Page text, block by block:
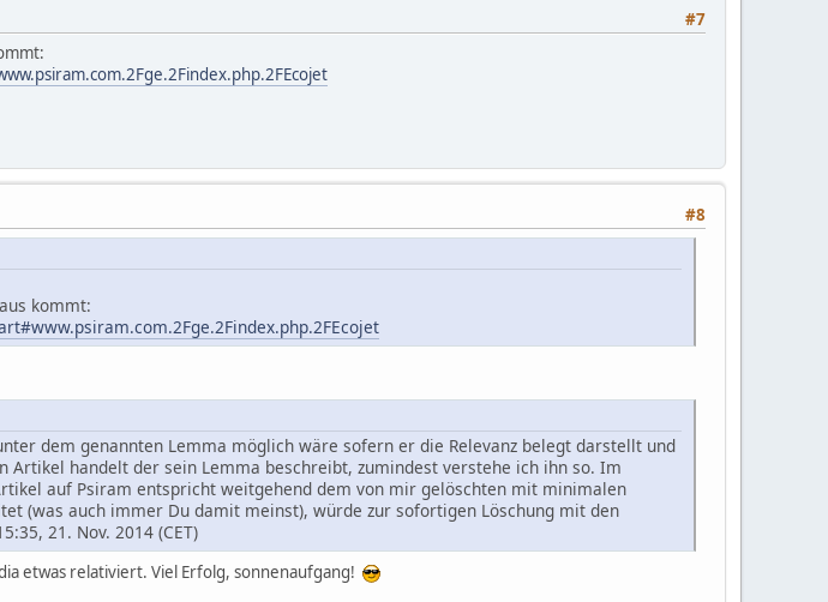
#7
#8
kommt:
dem genannten Lemma möglich wäre sofern er die Relevanz belegt darstellt und
Artikel handelt der sein Lemma beschreibt, zumindest verstehe ich ihn so. Im
auf Psiram entspricht weitgehend dem von mir gelöschten mit minimalen
(was auch immer Du damit meinst), würde zur sofortigen Löschung mit den
21. Nov. 2014 (CET)
etwas relativiert. Viel Erfolg, sonnenaufgang!